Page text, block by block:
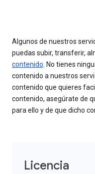
Algunos de nuestros
puedas subir, transferir,
contenido. No tienes
contenido a nuestros
contenido que quieres
contenido, asegúrate de
para ello y de que dicho
Licencia